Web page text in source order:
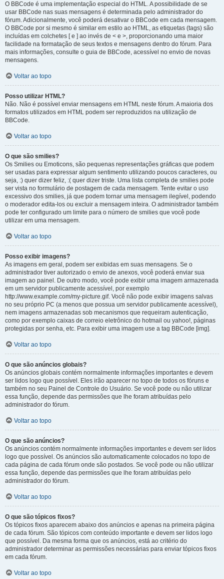
O BBCode é uma implementação especial do HTML. A possibilidade de se
usar BBCode nas suas mensagens é determinada pelo administrador do
fórum. Adicionalmente, você poderá desativar o BBCode em cada mensagem.
O BBCode por si mesmo é similar em estilo ao HTML, as etiquetas (tags) são
incluídas em colchetes [ e ] ao invés de < e >, proporcionando uma maior
facilidade na formatação de seus textos e mensagens dentro do fórum. Para
mais informações, consulte o guia de BBCode, acessível no envio de novas
mensagens.
Voltar ao topo
Posso utilizar HTML?
Não. Não é possível enviar mensagens em HTML neste fórum. A maioria dos
formatos utilizados em HTML podem ser reproduzidos na utilização de
BBCode.
Voltar ao topo
O que são smilies?
Os Smilies ou Emoticons, são pequenas representações gráficas que podem
ser usadas para expressar algum sentimento utilizando poucos caracteres, ou
seja, :) quer dizer feliz, :( quer dizer triste. Uma lista completa de smilies pode
ser vista no formulário de postagem de cada mensagem. Tente evitar o uso
excessivo dos smilies, já que podem tornar uma mensagem ilegível, podendo
o moderador edita-los ou excluir a mensagem inteira. O administrador também
pode ter configurado um limite para o número de smilies que você pode
utilizar em uma mensagem.
Voltar ao topo
Posso exibir imagens?
As imagens em geral, podem ser exibidas em suas mensagens. Se o
administrador tiver autorizado o envio de anexos, você poderá enviar sua
imagem ao painel. De outro modo, você pode exibir uma imagem armazenada
em um servidor publicamente acessível, por exemplo
http://www.example.com/my-picture.gif. Você não pode exibir imagens salvas
no seu próprio PC (a menos que possua um servidor publicamente acessível),
nem imagens armazenadas sob mecanismos que requeiram autenticação,
como por exemplo caixas de correio eletrônico do hotmail ou yahoo!, páginas
protegidas por senha, etc. Para exibir uma imagem use a tag BBCode [img].
Voltar ao topo
O que são anúncios globais?
Os anúncios globais contém normalmente informações importantes e devem
ser lidos logo que possível. Eles irão aparecer no topo de todos os fóruns e
também no seu Painel de Controle do Usuário. Se você pode ou não utilizar
essa função, depende das permissões que lhe foram atribuídas pelo
administrador do fórum.
Voltar ao topo
O que são anúncios?
Os anúncios contém normalmente informações importantes e devem ser lidos
logo que possível. Os anúncios são automaticamente colocados no topo de
cada página de cada fórum onde são postados. Se você pode ou não utilizar
essa função, depende das permissões que lhe foram atribuídas pelo
administrador do fórum.
Voltar ao topo
O que são tópicos fixos?
Os tópicos fixos aparecem abaixo dos anúncios e apenas na primeira página
de cada fórum. São tópicos com conteúdo importante e devem ser lidos logo
que possível. Da mesma forma que os anúncios, está ao critério do
administrador determinar as permissões necessárias para enviar tópicos fixos
em cada fórum.
Voltar ao topo